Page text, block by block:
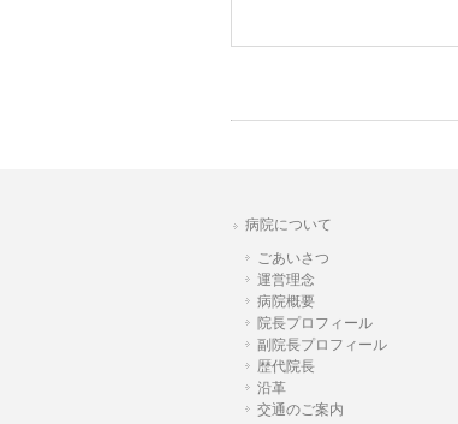
病院について
ごあいさつ
運営理念
病院概要
院長プロフィール
副院長プロフィール
歴代院長
沿革
交通のご案内